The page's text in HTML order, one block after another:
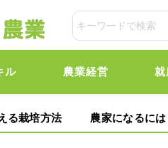
ル 農業経営 就
る栽培方法 農家になるには